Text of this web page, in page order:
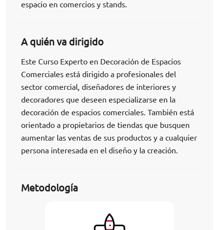
espacio en comercios y stands.
A quién va dirigido
Este Curso Experto en Decoración de Espacios
Comerciales está dirigido a profesionales del
sector comercial, diseñadores de interiores y
decoradores que deseen especializarse en la
decoración de espacios comerciales. También está
orientado a propietarios de tiendas que busquen
aumentar las ventas de sus productos y a cualquier
persona interesada en el diseño y la creación.
Metodología